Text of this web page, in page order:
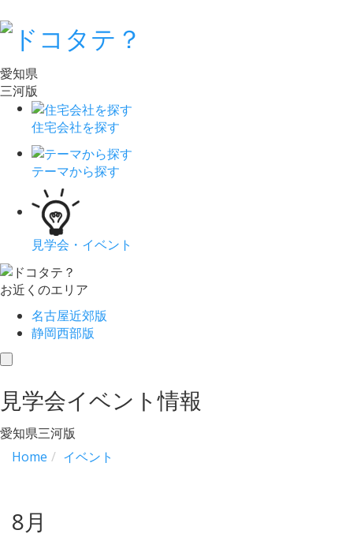
愛知県
三河版
住宅会社を探す
テーマから探す
見学会・イベント
お近くのエリア
名古屋近郊版
静岡西部版
toggle
見学会イベント情報
愛知県三河版
Home
イベント
8月